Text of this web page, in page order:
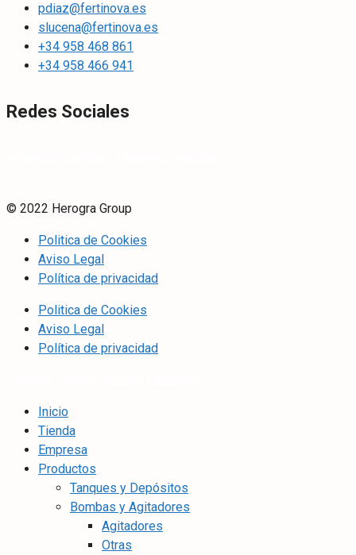
pdiaz@fertinova.es
slucena@fertinova.es
+34 958 468 861
+34 958 466 941
Redes Sociales
© 2022 Herogra Group
Politica de Cookies
Aviso Legal
Política de privacidad
Politica de Cookies
Aviso Legal
Política de privacidad
Inicio
Tienda
Empresa
Productos
Tanques y Depósitos
Bombas y Agitadores
Agitadores
Otras